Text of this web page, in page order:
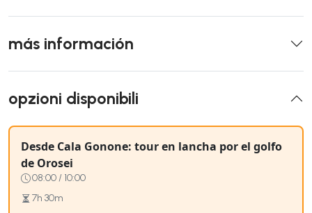
más información
opzioni disponibili
Desde Cala Gonone: tour en lancha por el golfo
de Orosei
08:00 / 10:00
7h 30m